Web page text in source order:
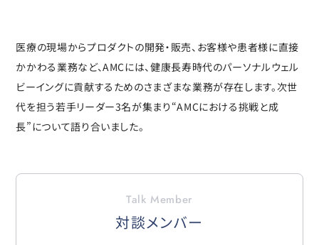
医療の現場からプロダクトの開発・販売、お客様や患者様に直接
かかわる業務など、AMCには、健康長寿時代のパーソナルウェル
ビーイングに貢献するためのさまざまな業務が存在します。次世
代を担う若手リーダー3名が集まり“AMCにおける挑戦と成
長”について語り合いました。
Talk Member
対談メンバー